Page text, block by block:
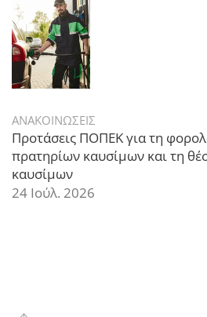
ΑΝΑΚΟΙΝΩΣΕΙΣ
Προτάσεις ΠΟΠΕΚ για τη
πρατηρίων καυσίμων και τη
καυσίμων
24 Ιούλ. 2026